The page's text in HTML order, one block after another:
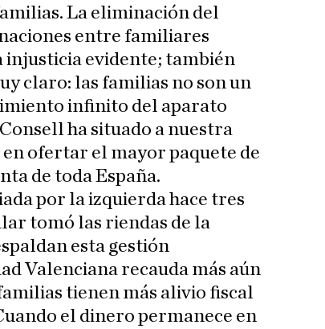
La eliminación del
entre familiares
injusticia evidente; también
claro: las familias no son un
infinito del aparato
ha situado a nuestra
ofertar el mayor paquete de
de toda España.
por la izquierda hace tres
tomó las riendas de la
esta gestión
Valenciana recauda más aún
tienen más alivio fiscal
el dinero permanece en